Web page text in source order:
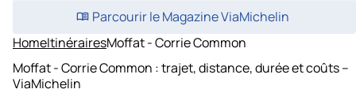
Parcourir le Magazine ViaMichelin
HomeItinérairesMoffat - Corrie Common
Moffat - Corrie Common : trajet, distance, durée et coûts –
ViaMichelin